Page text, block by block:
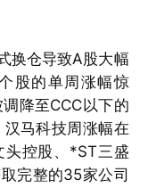
换仓导致A股大幅
股的单周涨幅惊
降至CCC以下的
马科技周涨幅在
头控股、*ST三盛
完整的35家公司